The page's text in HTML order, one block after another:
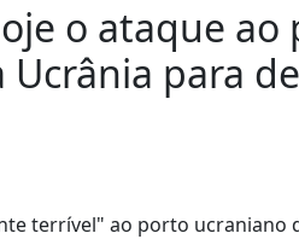
o ataque
Ucrânia para
terrível" ao porto ucraniano